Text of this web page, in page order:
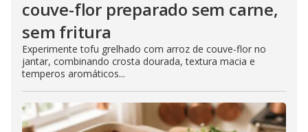
couve-flor preparado sem carne,
sem fritura
Experimente tofu grelhado com arroz de couve-flor no
jantar, combinando crosta dourada, textura macia e
temperos aromáticos...